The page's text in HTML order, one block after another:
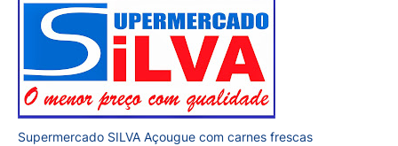
Supermercado SILVA Açougue com carnes frescas